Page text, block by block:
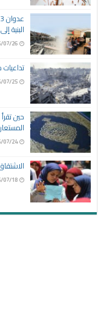
البنية
07/26
07/25
حين
المستعار
07/24
07/18